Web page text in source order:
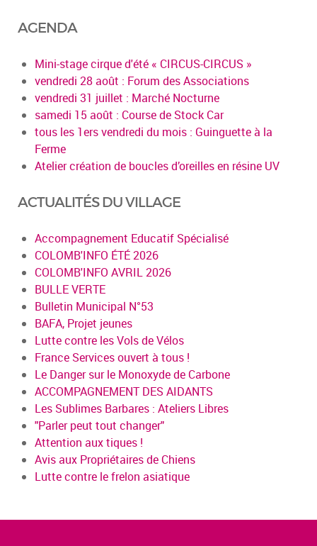
AGENDA
Mini-stage cirque d'été « CIRCUS-CIRCUS »
vendredi 28 août : Forum des Associations
vendredi 31 juillet : Marché Nocturne
samedi 15 août : Course de Stock Car
tous les 1ers vendredi du mois : Guinguette à la
Ferme
Atelier création de boucles d’oreilles en résine UV
ACTUALITÉS DU VILLAGE
Accompagnement Educatif Spécialisé
COLOMB'INFO ÉTÉ 2026
COLOMB'INFO AVRIL 2026
BULLE VERTE
Bulletin Municipal N°53
BAFA, Projet jeunes
Lutte contre les Vols de Vélos
France Services ouvert à tous !
Le Danger sur le Monoxyde de Carbone
ACCOMPAGNEMENT DES AIDANTS
Les Sublimes Barbares : Ateliers Libres
"Parler peut tout changer"
Attention aux tiques !
Avis aux Propriétaires de Chiens
Lutte contre le frelon asiatique